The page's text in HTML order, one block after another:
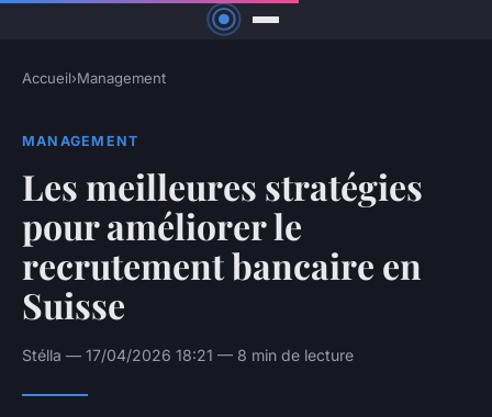
Accueil›Management
MANAGEMENT
Les meilleures stratégies
pour améliorer le
recrutement bancaire en
Suisse
Stélla — 17/04/2026 18:21 — 8 min de lecture